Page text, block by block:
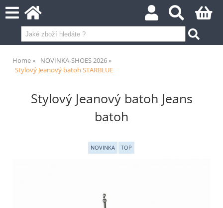
Home
NOVINKA-SHOES 2026
Stylový Jeanový batoh STARBLUE
Stylový Jeanový batoh Jeans
batoh